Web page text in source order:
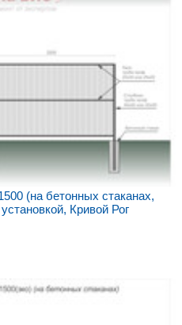
(на бетонных стаканах,
Кривой Рог